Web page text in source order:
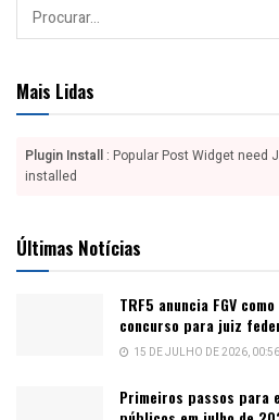
Mais Lidas
Plugin Install : Popular Post Widget need
installed
Últimas Notícias
TRF5 anuncia FGV
concurso para juiz
15 DE JULHO DE 2026,
Primeiros passos para